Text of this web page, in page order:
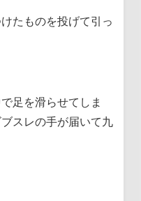
たものを投げて引っ
足を滑らせてしま
スレの手が届いて九